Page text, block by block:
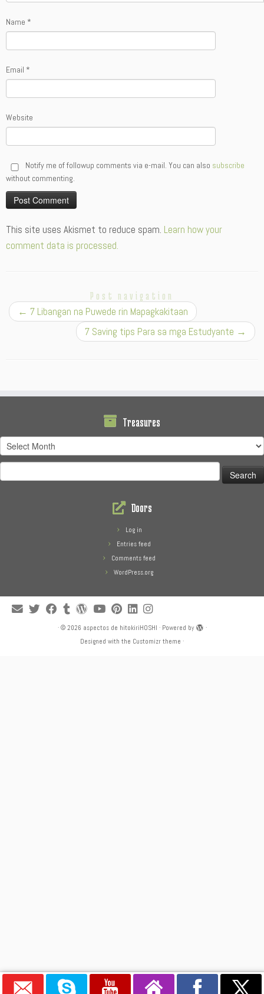
Name *
Email *
Website
Notify me of followup comments via e-mail. You can also subscribe
without commenting.
This site uses Akismet to reduce spam. Learn how your
comment data is processed.
Post navigation
← 7 Libangan na Puwede rin Mapagkakitaan
7 Saving tips Para sa mga Estudyante →
Treasures
Treasures
for:
Doors
Log in
Entries feed
Comments feed
WordPress.org
· © 2026 aspectos de hitokiriHOSHI · Powered by
·
Designed with the Customizr theme ·